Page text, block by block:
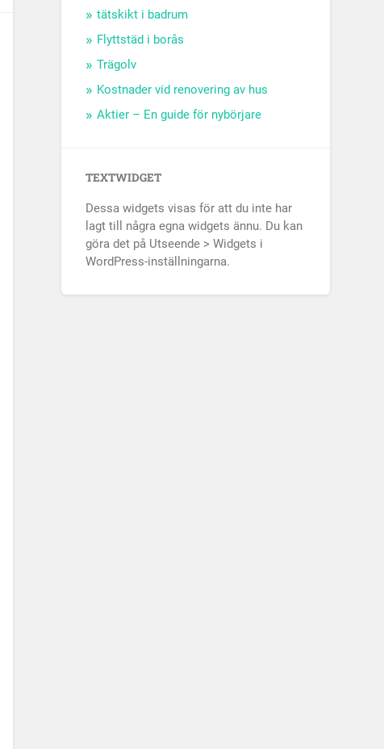
tätskikt i badrum
Flyttstäd i borås
Trägolv
Kostnader vid renovering av hus
Aktier – En guide för nybörjare
TEXTWIDGET
Dessa widgets visas för att du inte har
lagt till några egna widgets ännu. Du kan
göra det på Utseende > Widgets i
WordPress-inställningarna.